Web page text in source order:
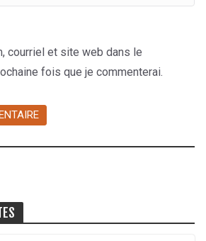
courriel et site web dans le
fois que je commenterai.